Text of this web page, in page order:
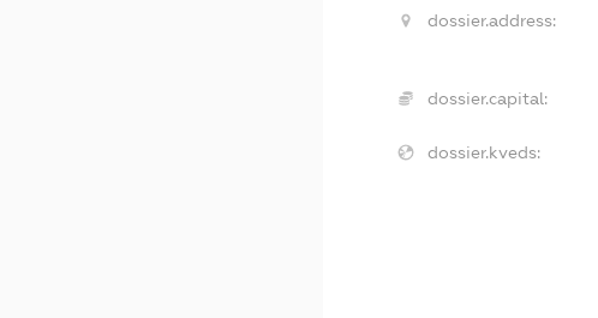
dossier.address:
dossier.capital:
dossier.kveds: